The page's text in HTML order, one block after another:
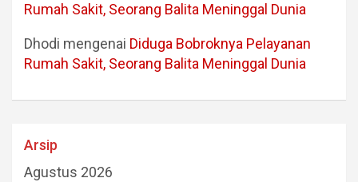
Rumah Sakit, Seorang Balita Meninggal Dunia
Dhodi mengenai Diduga Bobroknya Pelayanan
Rumah Sakit, Seorang Balita Meninggal Dunia
Arsip
Agustus 2026